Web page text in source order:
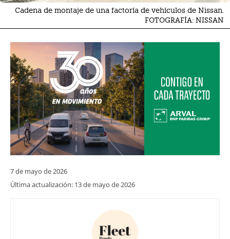
Cadena de montaje de una factoría de vehículos de Nissan.
FOTOGRAFÍA: NISSAN
7 de mayo de 2026
Última actualización: 13 de mayo de 2026